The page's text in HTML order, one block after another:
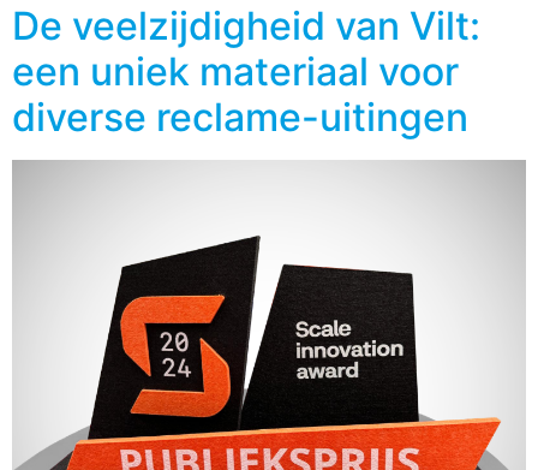
De veelzijdigheid van Vilt:
een uniek materiaal voor
diverse reclame-uitingen